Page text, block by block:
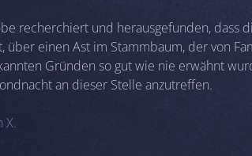
recherchiert und herausgefunden, dass
über einen Ast im Stammbaum, der von
Gründen so gut wie nie erwähnt
an dieser Stelle anzutreffen.
X.